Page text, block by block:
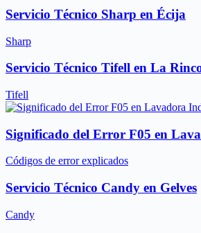
Servicio Técnico Sharp en Écija
Sharp
Servicio Técnico Tifell en La
Tifell
Significado del Error F05 en
Códigos de error explicados
Servicio Técnico Candy en Gelves
Candy